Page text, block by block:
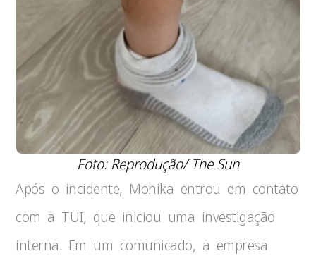
Foto: Reprodução/ The Sun
Após o incidente, Monika entrou em contato
com a TUI, que iniciou uma investigação
interna. Em um comunicado, a empresa